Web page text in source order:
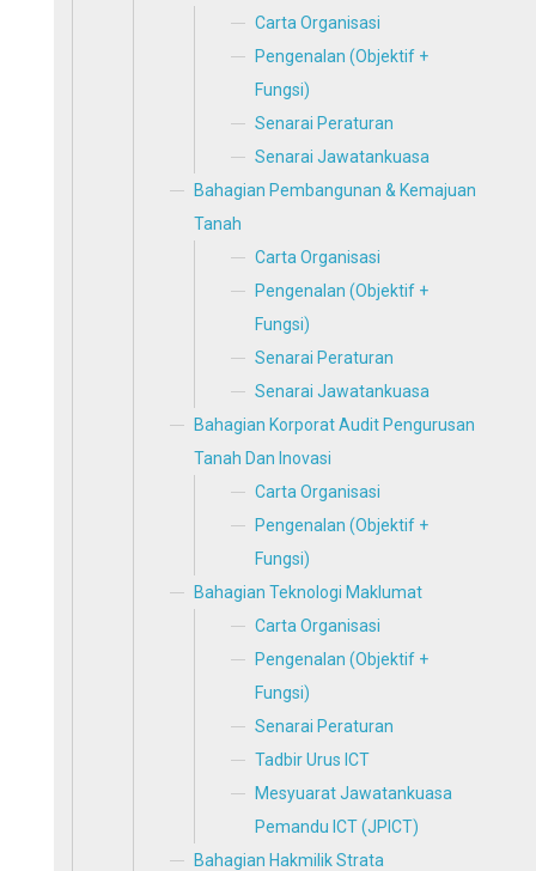
Carta Organisasi
Pengenalan (Objektif +
Fungsi)
Senarai Peraturan
Senarai Jawatankuasa
Bahagian Pembangunan & Kemajuan
Tanah
Carta Organisasi
Pengenalan (Objektif +
Fungsi)
Senarai Peraturan
Senarai Jawatankuasa
Bahagian Korporat Audit Pengurusan
Tanah Dan Inovasi
Carta Organisasi
Pengenalan (Objektif +
Fungsi)
Bahagian Teknologi Maklumat
Carta Organisasi
Pengenalan (Objektif +
Fungsi)
Senarai Peraturan
Tadbir Urus ICT
Mesyuarat Jawatankuasa
Pemandu ICT (JPICT)
Bahagian Hakmilik Strata